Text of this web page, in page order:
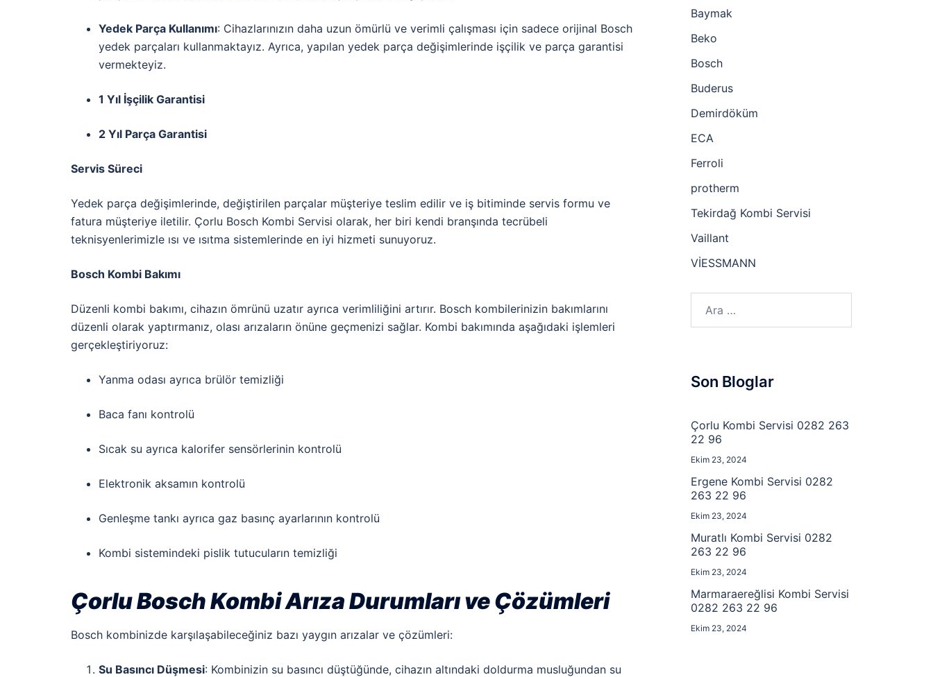
Yedek Parça Kullanımı: Cihazlarınızın daha uzun ömürlü ve verimli çalışması için sadece orijinal Bosch
yedek parçaları kullanmaktayız. Ayrıca, yapılan yedek parça değişimlerinde işçilik ve parça garantisi
vermekteyiz.
1 Yıl İşçilik Garantisi
2 Yıl Parça Garantisi
Servis Süreci
Yedek parça değişimlerinde, değiştirilen parçalar müşteriye teslim edilir ve iş bitiminde servis formu ve
fatura müşteriye iletilir. Çorlu Bosch Kombi Servisi olarak, her biri kendi branşında tecrübeli
teknisyenlerimizle ısı ve ısıtma sistemlerinde en iyi hizmeti sunuyoruz.
Bosch Kombi Bakımı
Düzenli kombi bakımı, cihazın ömrünü uzatır ayrıca verimliliğini artırır. Bosch kombilerinizin bakımlarını
düzenli olarak yaptırmanız, olası arızaların önüne geçmenizi sağlar. Kombi bakımında aşağıdaki işlemleri
gerçekleştiriyoruz:
Yanma odası ayrıca brülör temizliği
Baca fanı kontrolü
Sıcak su ayrıca kalorifer sensörlerinin kontrolü
Elektronik aksamın kontrolü
Genleşme tankı ayrıca gaz basınç ayarlarının kontrolü
Kombi sistemindeki pislik tutucuların temizliği
Çorlu Bosch Kombi Arıza Durumları ve Çözümleri
Bosch kombinizde karşılaşabileceğiniz bazı yaygın arızalar ve çözümleri:
Su Basıncı Düşmesi: Kombinizin su basıncı düştüğünde, cihazın altındaki doldurma musluğundan su
Baymak
Beko
Bosch
Buderus
Demirdöküm
ECA
Ferroli
protherm
Tekirdağ Kombi Servisi
Vaillant
VİESSMANN
Son Bloglar
Çorlu Kombi Servisi 0282 263
22 96
Ekim 23, 2024
Ergene Kombi Servisi 0282
263 22 96
Ekim 23, 2024
Muratlı Kombi Servisi 0282
263 22 96
Ekim 23, 2024
Marmaraereğlisi Kombi Servisi
0282 263 22 96
Ekim 23, 2024